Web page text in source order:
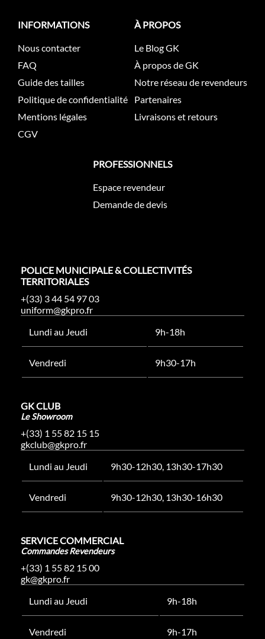
INFORMATIONS
Nous contacter
FAQ
Guide des tailles
Politique de confidentialité
Mentions légales
CGV
À PROPOS
Le Blog GK
À propos de GK
Notre réseau de revendeurs
Partenaires
Livraisons et retours
PROFESSIONNELS
Espace revendeur
Demande de devis
POLICE MUNICIPALE & COLLECTIVITÉS
TERRITORIALES
+(33) 3 44 54 97 03
uniform@gkpro.fr
Lundi au Jeudi
9h-18h
Vendredi 9h30-17h
GK CLUB
Le Showroom
+(33) 1 55 82 15 15
gkclub@gkpro.fr
Lundi au Jeudi
9h30-12h30, 13h30-17h30
Vendredi 9h30-12h30, 13h30-16h30
SERVICE COMMERCIAL
Commandes Revendeurs
+(33) 1 55 82 15 00
gk@gkpro.fr
Lundi au Jeudi
9h-18h
Vendredi 9h-17h